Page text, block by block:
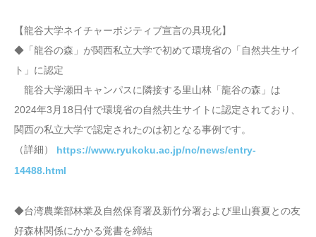
【龍谷大学ネイチャーポジティブ宣言の具現化】
◆「龍谷の森」が関西私立大学で初めて環境省の「自然共生サイ
ト」に認定
龍谷大学瀬田キャンパスに隣接する里山林「龍谷の森」は
2024年3月18日付で環境省の自然共生サイトに認定されており、
関西の私立大学で認定されたのは初となる事例です。
（詳細） https://www.ryukoku.ac.jp/nc/news/entry-
14488.html
◆台湾農業部林業及自然保育署及新竹分署および里山賽夏との友
好森林関係にかかる覚書を締結